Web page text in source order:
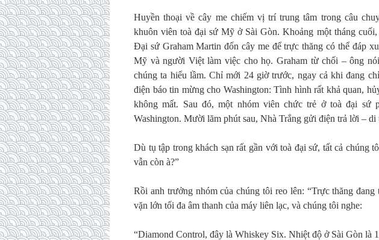
Huyền thoại về cây me chiếm vị trí trung tâm trong câu
khuôn viên toà đại sứ Mỹ ở Sài Gòn. Khoảng một tháng
Đại sứ Graham Martin đốn cây me để trực thăng có thể đáp
Mỹ và người Việt làm việc cho họ. Graham từ chối – ông
chúng ta hiểu lầm. Chỉ mới 24 giờ trước, ngay cả khi đang
điện báo tin mừng cho Washington: Tình hình rất khả quan,
không mất. Sau đó, một nhóm viên chức trẻ ở toà đại sứ
Washington. Mười lăm phút sau, Nhà Trắng gửi điện trả lời – di
Dù tụ tập trong khách sạn rất gần với toà đại sứ, tất cả chúng
vẫn còn à?”
Rồi anh trưởng nhóm của chúng tôi reo lên: “Trực thăng
vặn lớn tối đa âm thanh của máy liên lạc, và chúng tôi nghe:
“Diamond Control, đây là Whiskey Six. Nhiệt độ ở Sài Gòn là